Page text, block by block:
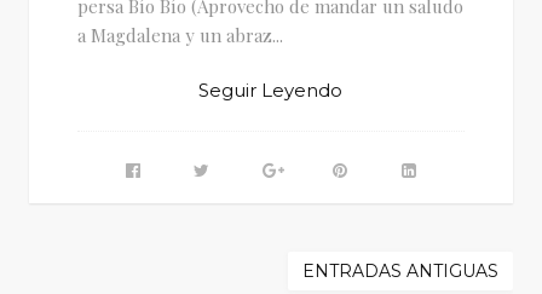
persa Bío Bío (Aprovecho de mandar un saludo
a Magdalena y un abraz...
Seguir Leyendo
ENTRADAS ANTIGUAS